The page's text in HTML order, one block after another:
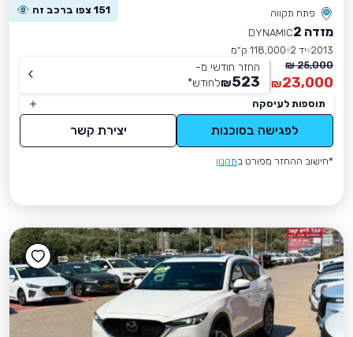
פתח תקווה 151 צפו ברכב זה
מזדה 2
DYNAMIC
2013 יד 2
118,000 ק״מ
25,000 ₪
23,000
₪
החזר חודשי מ-
523
₪לחודש*
תוספות לעיסקה
לפגישה בסוכנות יצירת קשר
*חישוב ההחזר מפורט בתקנון